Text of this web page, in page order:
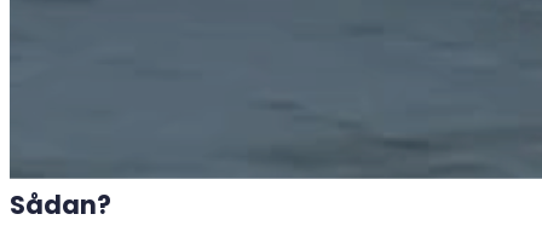
Sådan?